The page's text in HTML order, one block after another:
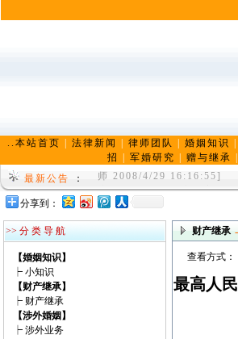
..本站首页 法律新闻 律师团队 婚姻知识
招
军婚研究 赠与继承
最新公告
：
陈兆港律师，男，汉族，
师 2008/4/29 16:16:55]
济南婚姻律师， 济南离婚
r 2009/4/12 21:47:39]
分享到：
>> 分 类 导 航
【婚姻知识】
┝ 小知识
【财产继承】
┝ 财产继承
【涉外婚姻】
┝ 涉外业务
财产继承
查看方式
最高人